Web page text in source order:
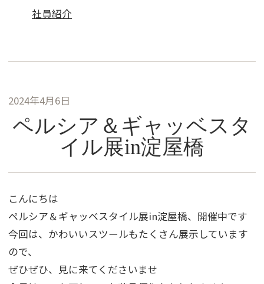
社員紹介
2024年4月6日
ペルシア＆ギャッベスタ
イル展in淀屋橋
こんにちは
ペルシア＆ギャッベスタイル展in淀屋橋、開催中です
今回は、かわいいスツールもたくさん展示しています
ので、
ぜひぜひ、見に来てくださいませ